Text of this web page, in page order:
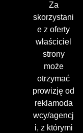
Za
skorzystani
e z oferty
właściciel
strony
może
otrzymać
prowizję od
reklamoda
wcy/agencj
i, z którymi